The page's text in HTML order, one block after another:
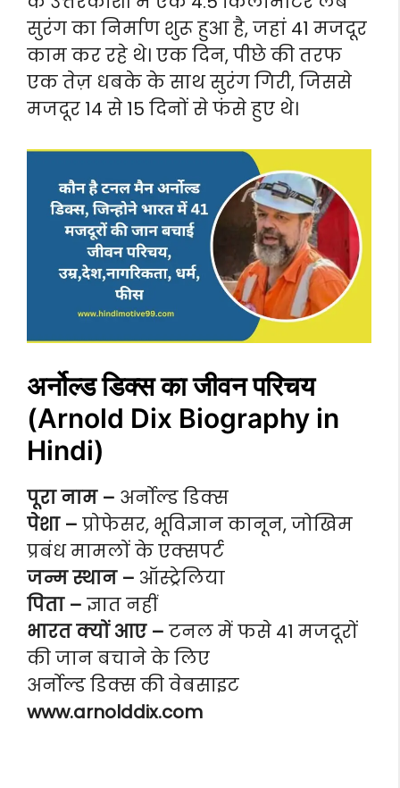
सुरंग का निर्माण शुरू हुआ है, जहां 41 मजदूर
काम कर रहे थे। एक दिन, पीछे की तरफ
एक तेज़ धबके के साथ सुरंग गिरी, जिससे
मजदूर 14 से 15 दिनों से फंसे हुए थे।
अर्नोल्ड डिक्स का जीवन परिचय
(Arnold Dix Biography in
Hindi)
पूरा नाम – अर्नोल्ड डिक्स
पेशा – प्रोफेसर, भूविज्ञान कानून, जोखिम
प्रबंध मामलों के एक्सपर्ट
जन्म स्थान – ऑस्ट्रेलिया
पिता – ज्ञात नहीं
भारत क्यों आए – टनल में फसे 41 मजदूरों
की जान बचाने के लिए
अर्नोल्ड डिक्स की वेबसाइट
www.arnolddix.com